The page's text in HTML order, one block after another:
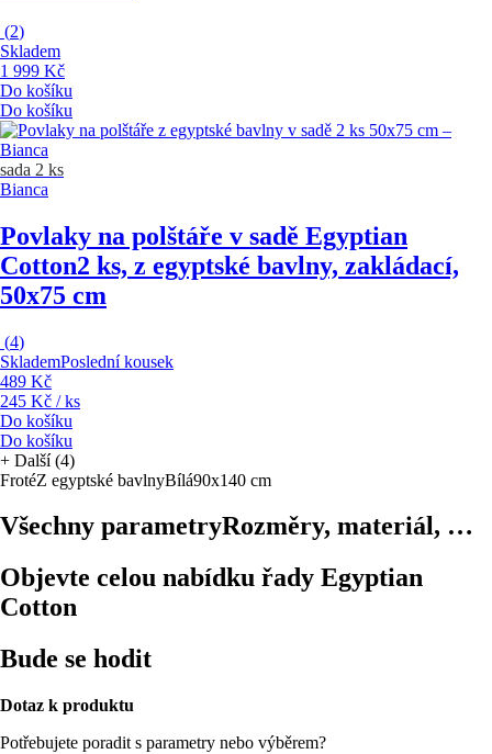
(2)
Skladem
1 999 Kč
Do košíku
Do košíku
sada 2 ks
Bianca
Povlaky na polštáře v sadě Egyptian
Cotton2 ks, z egyptské bavlny, zakládací,
50x75 cm
(4)
SklademPoslední kousek
489 Kč
245 Kč / ks
Do košíku
Do košíku
+ Další (4)
FrotéZ egyptské bavlnyBílá90x140 cm
Všechny parametryRozměry, materiál, …
Objevte celou nabídku řady Egyptian
Cotton
Bude se hodit
Dotaz k produktu
Potřebujete poradit s parametry nebo výběrem?